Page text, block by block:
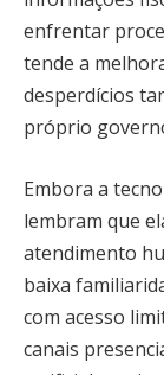
enfrentar
tende a
desperdícios
próprio
Embora a
lembram que
atendimento
baixa
com acesso
canais